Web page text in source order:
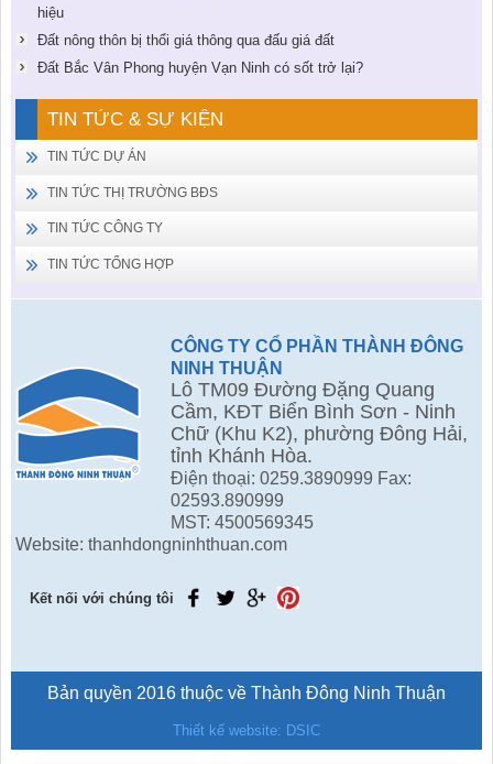
hiệu
Đất nông thôn bị thổi giá thông qua đấu giá đất
Đất Bắc Vân Phong huyện Vạn Ninh có sốt trở lại?
TIN TỨC & SỰ KIỆN
TIN TỨC DỰ ÁN
TIN TỨC THỊ TRƯỜNG BĐS
TIN TỨC CÔNG TY
TIN TỨC TỔNG HỢP
CÔNG TY CỔ PHẦN THÀNH ĐÔNG
NINH THUẬN
Lô TM09 Đường Đặng Quang
Cầm, KĐT Biển Bình Sơn - Ninh
Chữ (Khu K2), phường Đông Hải,
tỉnh Khánh Hòa.
Điện thoại: 0259.3890999 Fax:
02593.890999
MST: 4500569345
Website: thanhdongninhthuan.com
Kết nối với chúng tôi
Bản quyền 2016 thuộc về Thành Đông Ninh Thuận
Thiết kế website: DSIC